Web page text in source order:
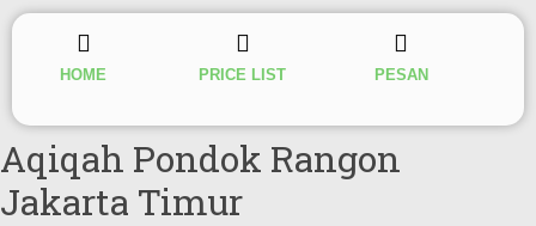
HOME PRICE LIST PESAN
Aqiqah Pondok Rangon
Jakarta Timur